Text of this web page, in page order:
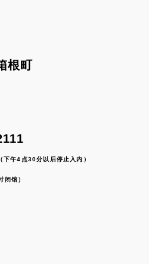
根町
（下午4点30分以后停止入内）
闭馆）